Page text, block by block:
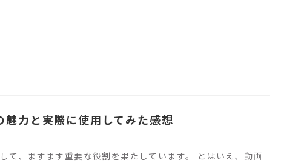
力と実際に使用してみた感想
て、ますます重要な役割を果たしています。 とはいえ、動画